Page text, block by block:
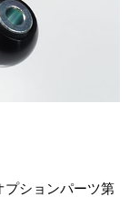
プションパーツ第